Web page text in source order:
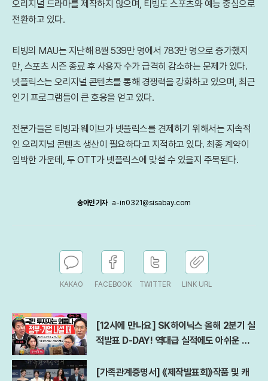
오리지널 드라마를 제작하지 않으며, 티빙도 스포츠와 예능 중심으로
전환하고 있다.
티빙의 MAU는 지난해 8월 539만 명에서 783만 명으로 증가했지
만, 스포츠 시즌 종료 후 사용자 수가 급격히 감소하는 문제가 있다.
넷플릭스는 오리지널 콘텐츠를 통해 경쟁력을 강화하고 있으며, 최근
인기 프로그램들이 큰 호응을 얻고 있다.
전문가들은 티빙과 웨이브가 넷플릭스를 견제하기 위해서는 지속적
인 오리지널 콘텐츠 생산이 필요하다고 지적하고 있다. 최종 계약이
임박한 가운데, 두 OTT가 넷플릭스에 맞설 수 있을지 주목된다.
송아인 기자 a-in0321@sisabay.com
KAKAO FACEBOOK TWITTER LINK URL
[12시에 만나요] SK하이닉스 올해 2분기 실
적발표 D-DAY! 역대급 실적에도 아쉬운 점
년 7월 29일 수요일
[가족관계증명서] 《제작발표회》작품 및 캐